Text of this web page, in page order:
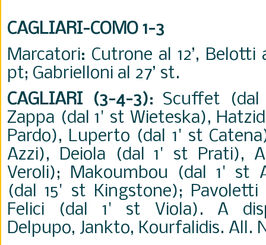
CAGLIARI-COMO 1-3
Marcatori: Cutrone al 12’, Belotti
pt; Gabrielloni al 27’ st.
CAGLIARI (3-4-3): Scuffet (dal
Zappa (dal 1' st Wieteska),
Pardo), Luperto (dal 1' st
Azzi), Deiola (dal 1' st Prati),
Veroli); Makoumbou (dal 1' st
(dal 15' st Kingstone);
Felici (dal 1' st Viola). A
Delpupo, Jankto, Kourfalidis. All.